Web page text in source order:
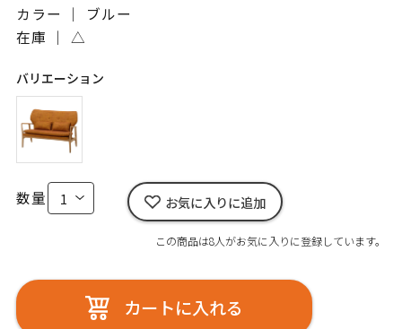
カラー ｜ ブルー
在庫 ｜ △
バリエーション
数量 お気に入りに追加
この商品は8人がお気に入りに登録しています。
カートに入れる